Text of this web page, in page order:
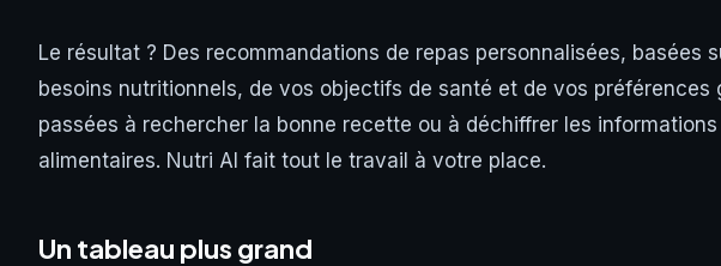
Le résultat ? Des recommandations de repas personnalisées, basées
besoins nutritionnels, de vos objectifs de santé et de vos préférences
passées à rechercher la bonne recette ou à déchiffrer les
alimentaires. Nutri AI fait tout le travail à votre place.
Un tableau plus grand